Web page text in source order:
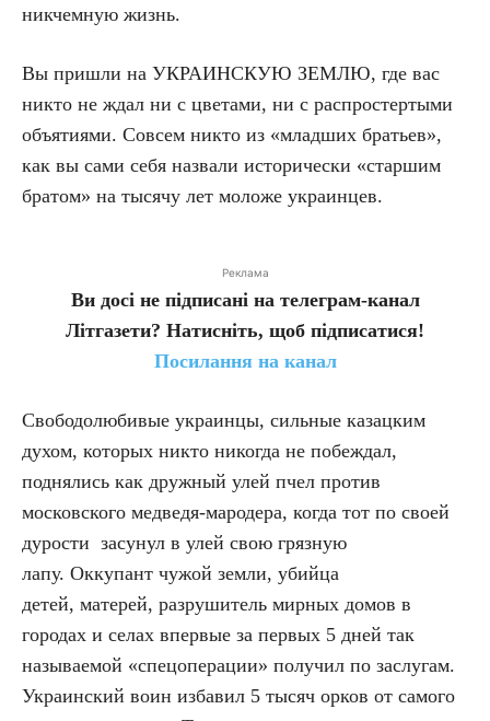
никчемную жизнь.
Вы пришли на УКРАИНСКУЮ ЗЕМЛЮ, где вас
никто не ждал ни с цветами, ни с распростертыми
объятиями. Совсем никто из «младших братьев»,
как вы сами себя назвали исторически «старшим
братом» на тысячу лет моложе украинцев.
Реклама
Ви досі не підписані на телеграм-канал
Літгазети? Натисніть, щоб підписатися!
Посилання на канал
Свободолюбивые украинцы, сильные казацким
духом, которых никто никогда не побеждал,
поднялись как дружный улей пчел против
московского медведя-мародера, когда тот по своей
дурости засунул в улей свою грязную
лапу. Оккупант чужой земли, убийца
детей, матерей, разрушитель мирных домов в
городах и селах впервые за первых 5 дней так
называемой «спецоперации» получил по заслугам.
Украинский воин избавил 5 тысяч орков от самого